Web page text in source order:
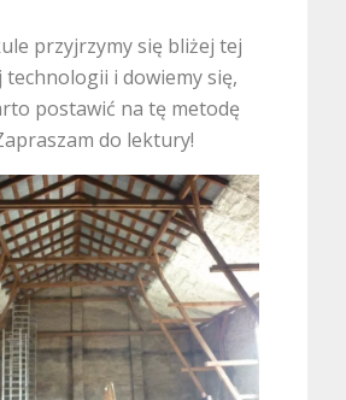
przyjrzymy się bliżej tej
technologii i dowiemy się,
postawić na tę metodę
do lektury!